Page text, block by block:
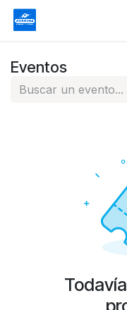
Ir al contenido
Eventos